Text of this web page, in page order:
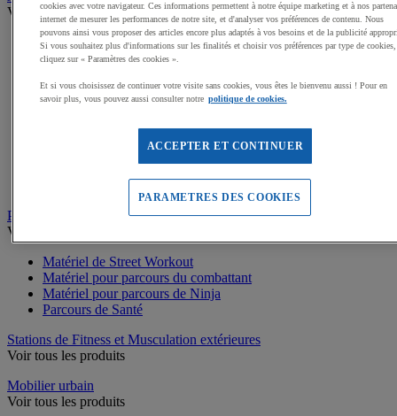
Voir tous les produits
Dalles amortissantes Jeux extérieurs
Jeux sur ressort
Cabanes
Jeux de grimpe, filets
Jeux rotatifs, équilibre
Parcours sportif
Voir tous les produits
Matériel de Street Workout
Matériel pour parcours du combattant
Matériel pour parcours de Ninja
Parcours de Santé
Stations de Fitness et Musculation extérieures
Voir tous les produits
Mobilier urbain
Voir tous les produits
cookies avec votre navigateur. Ces informations permettent à notre équipe marketing et à nos
internet de mesurer les performances de notre site, et d'analyser vos préférences de contenu. Nous
pouvons ainsi vous proposer des articles encore plus adaptés à vos besoins et de la publicité
Si vous souhaitez plus d'informations sur les finalités et choisir vos préférences par type de cookies,
cliquez sur « Paramètres des cookies ».
Et si vous choisissez de continuer votre visite sans cookies, vous êtes le bienvenu aussi ! Pour en
savoir plus, vous pouvez aussi consulter notre politique de cookies.
ACCEPTER ET CONTINUER
PARAMETRES DES COOKIES